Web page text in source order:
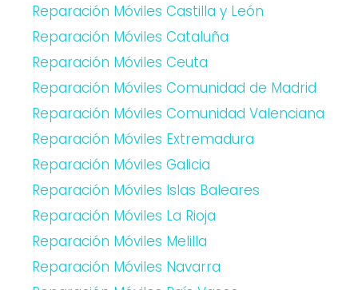
Reparación Móviles Castilla y León
Reparación Móviles Cataluña
Reparación Móviles Ceuta
Reparación Móviles Comunidad de Madrid
Reparación Móviles Comunidad Valenciana
Reparación Móviles Extremadura
Reparación Móviles Galicia
Reparación Móviles Islas Baleares
Reparación Móviles La Rioja
Reparación Móviles Melilla
Reparación Móviles Navarra